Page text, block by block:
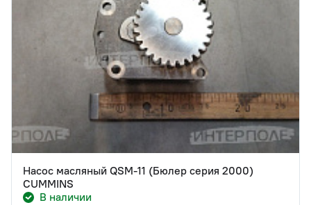
Насос масляный QSM-11 (Бюлер серия 2000)
CUMMINS
В наличии